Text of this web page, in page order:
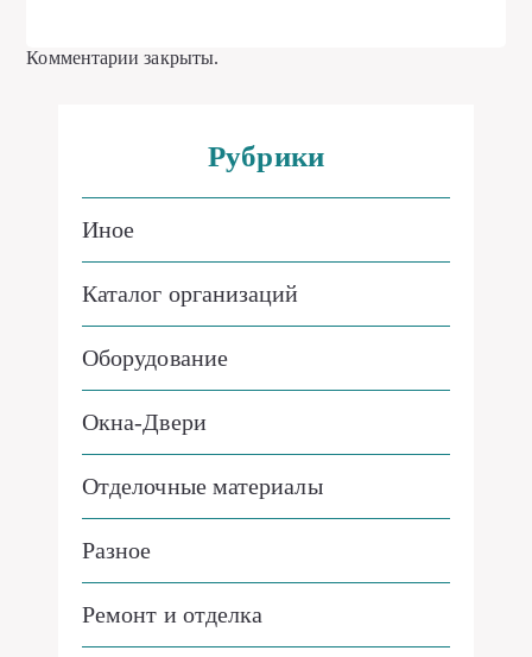
Комментарии закрыты.
Рубрики
Иное
Каталог организаций
Оборудование
Окна-Двери
Отделочные материалы
Разное
Ремонт и отделка